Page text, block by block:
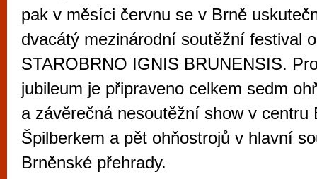
pak v měsíci červnu se v Brně
dvacátý mezinárodní soutěžní festival
STAROBRNO IGNIS BRUNENSIS.
jubileum je připraveno celkem sedm
a závěrečná nesoutěžní show v centru
Špilberkem a pět ohňostrojů v hlavní
Brněnské přehrady.
Brno je
zajímavé
restaurace,
Mimo jiné je ale také místem, kde si
vyzkoušet různé kasinové hry. V
metropoli naleznete širokou nabídku her
po moderní automaty jak pro pravidelné
příležitostné hráče. V...